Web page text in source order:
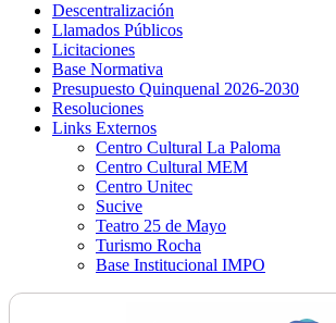
Descentralización
Llamados Públicos
Licitaciones
Base Normativa
Presupuesto Quinquenal 2026-2030
Resoluciones
Links Externos
Centro Cultural La Paloma
Centro Cultural MEM
Centro Unitec
Sucive
Teatro 25 de Mayo
Turismo Rocha
Base Institucional IMPO